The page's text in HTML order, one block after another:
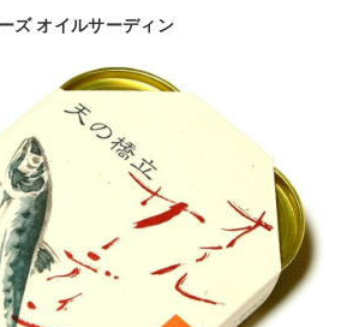
ズ オイルサーディン